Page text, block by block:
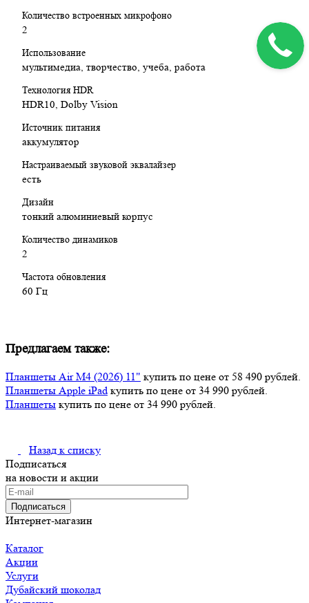
Количество встроенных микрофоно
2
Использование
мультимедиа, творчество, учеба, работа
Технология HDR
HDR10, Dolby Vision
Источник питания
аккумулятор
Настраиваемый звуковой эквалайзер
есть
Дизайн
тонкий алюминиевый корпус
Количество динамиков
2
Частота обновления
60 Гц
Предлагаем также:
Планшеты Air M4 (2026) 11" купить по цене от 58 490 рублей.
Планшеты Apple iPad купить по цене от 34 990 рублей.
Планшеты купить по цене от 34 990 рублей.
Назад к списку
Подписаться
на новости и акции
Подписаться
Интернет-магазин
Каталог
Акции
Услуги
Дубайский шоколад